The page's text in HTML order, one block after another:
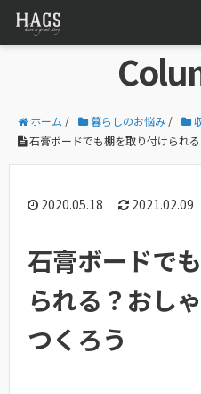
ホーム / 暮らしのお悩み /
石膏ボードでも棚を取り付けられ
2020.05.18 2021.02.09
石膏ボードで
られる？おし
つくろう